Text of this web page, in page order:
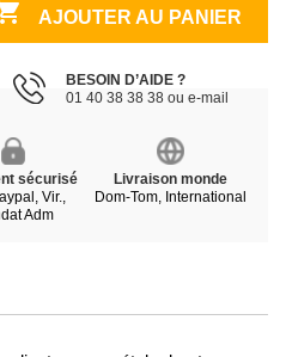
AJOUTER AU PANIER
BESOIN D’AIDE ?
01 40 38 38 38 ou e-mail
sécurisé
Vir.,
Adm
Livraison monde
Dom-Tom, International